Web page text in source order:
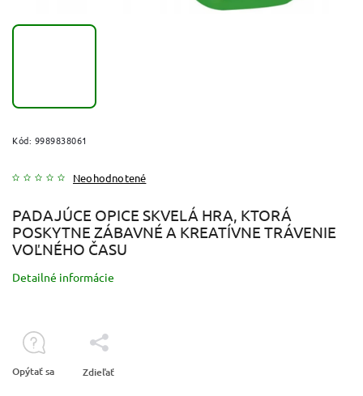
Kód: 9989838061
Neohodnotené
PADAJÚCE OPICE SKVELÁ HRA, KTORÁ
POSKYTNE ZÁBAVNÉ A KREATÍVNE TRÁVENIE
VOĽNÉHO ČASU
Detailné informácie
Opýtať sa Zdieľať